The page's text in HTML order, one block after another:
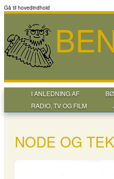
Gå til hovedindhold
I ANLEDNING AF
RADIO, TV OG FILM
NODE OG